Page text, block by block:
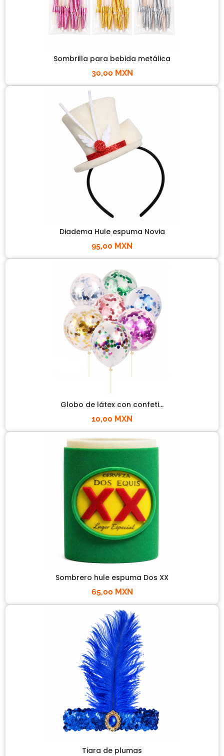
Sombrilla para bebida metálica
30,00 MXN
Diadema Hule espuma Novia
95,00 MXN
Globo de látex con confeti...
10,00 MXN
Sombrero hule espuma Dos XX
65,00 MXN
Tiara de plumas